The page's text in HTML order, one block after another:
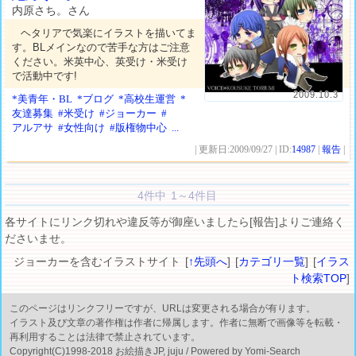
2009.10.3
内原さち。さん
ヘタリアで気楽にイラストを描いてま
す。BLメインなので苦手な方はご注意
ください。米英中心、英受け・米受け
で活動中です!
*美青年・BL *ブログ *高校生運営 *
友達募集 #米受け #ジョーカー #
アルアサ #女性向け #版権物中心 ...
| 更新日:2009/09/27 | ID:14987 |報告
4件中 1～4件目
各サイトにリンク切れや違反等が御座いましたら[報告]よりご連絡く
ださいませ。
ジョーカーを含むイラストサイト [↑先頭へ] [カテゴリ一覧] [イラス
ト検索TOP]
このページはリンクフリーですが、URLは変更される場合が有ります。
イラスト及び文章の著作権は作者に帰属します。作者に無断で画像等を転載・
再利用することは法律で禁止されています。
Copyright(C)1998-2018 お絵描きJP, juju / Powered by Yomi-Search